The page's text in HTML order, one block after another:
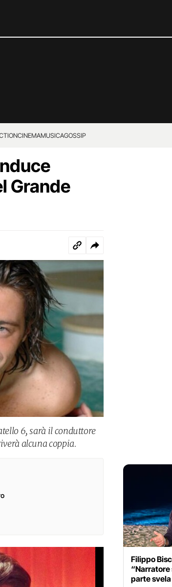
CINEMAMUSICAGOSSIP
Grande
6, sarà il conduttore
alcuna coppia.
Filippo
“Narratore
parte